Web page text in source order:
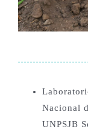
Nacional
UNPSJB